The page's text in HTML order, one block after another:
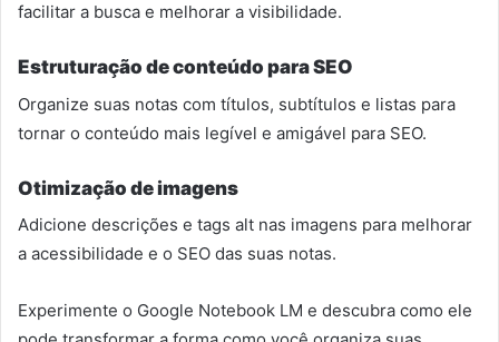
facilitar a busca e melhorar a visibilidade.
Estruturação de conteúdo para SEO
Organize suas notas com títulos, subtítulos e listas para
tornar o conteúdo mais legível e amigável para SEO.
Otimização de imagens
Adicione descrições e tags alt nas imagens para melhorar
a acessibilidade e o SEO das suas notas.
Experimente o Google Notebook LM e descubra como ele